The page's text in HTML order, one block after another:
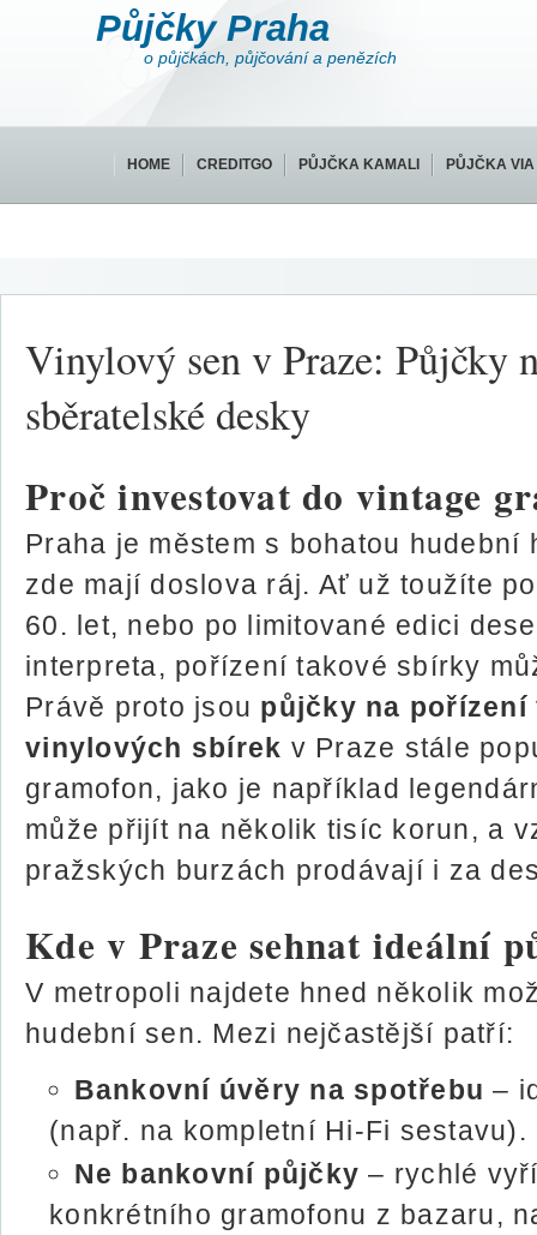
Půjčky Praha
o půjčkách, půjčování a penězích
Vinylový sen v Praze: Půjčky
sběratelské desky
Proč investovat do vintage
Praha je městem s bohatou
zde mají doslova ráj. Ať už toužíte
60. let, nebo po limitované edici
interpreta, pořízení takové sbírky
Právě proto jsou půjčky na pořízení
vinylových sbírek v Praze stále
gramofon, jako je například
může přijít na několik tisíc korun, a
pražských burzách prodávají i za
Kde v Praze sehnat ideální
V metropoli najdete hned několik
hudební sen. Mezi nejčastější patří:
Bankovní úvěry na spotřebu –
(např. na kompletní Hi-Fi sestavu).
Ne bankovní půjčky – rychlé
konkrétního gramofonu z bazaru,
HOME CREDITGO PŮJČKA KAMALI PŮJČKA VIA